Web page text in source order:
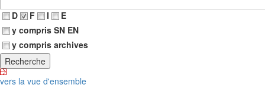
D
F I
E
y compris SN EN
y compris archives
vers la vue d'ensemble